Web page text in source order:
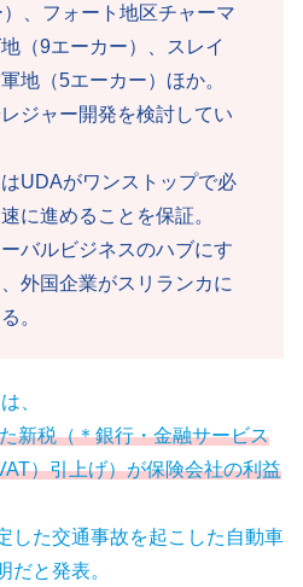
、フォート地区チャーマ
（9エーカー）、スレイ
地（5エーカー）ほか。
ジャー開発を検討してい
UDAがワンストップで必
に進めることを保証。
バルビジネスのハブにす
外国企業がスリランカに
。
は、
新税（＊銀行・金融サービス
）引上げ）が保険会社の利益
した交通事故を起こした自動車
だと発表。